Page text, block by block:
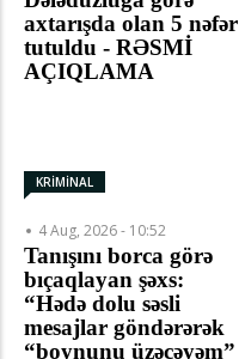
axtarışda olan 5 nəfər
tutuldu - RƏSMİ
AÇIQLAMA
KRİMİNAL
4 Aug, 2026 - 10:52
Tanışını borca görə
bıçaqlayan şəxs:
“Hədə dolu səsli
mesajlar göndərərək
“boynunu üzəcəyəm”